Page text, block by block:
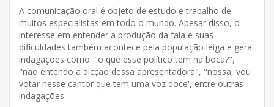
A comunicação oral é objeto de estudo e trabalho de
muitos especialistas em todo o mundo. Apesar disso, o
interesse em entender a produção da fala e suas
dificuldades também acontece pela população leiga e gera
indagações como: "o que esse político tem na boca?",
"não entendo a dicção dessa apresentadora", "nossa, vou
votar nesse cantor que tem uma voz doce', entre outras
indagações.